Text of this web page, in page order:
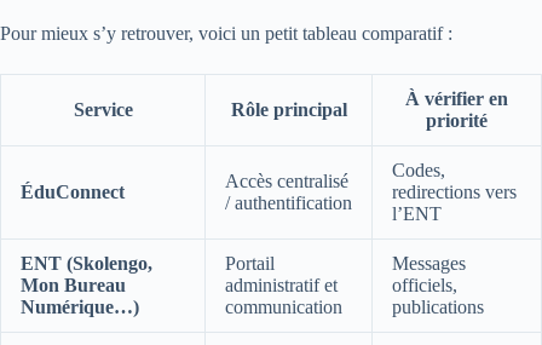
Pour mieux s’y retrouver, voici un petit tableau comparatif :
Service Rôle principal
À vérifier en
priorité
ÉduConnect
Accès centralisé
/ authentification
Codes,
redirections vers
l’ENT
ENT (Skolengo,
Mon Bureau
Numérique…)
Portail
administratif et
communication
Messages
officiels,
publications